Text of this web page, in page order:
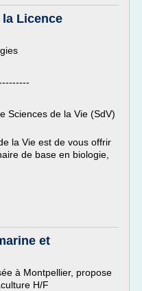
Licence
Sciences de la Vie (SdV)
la Vie est de vous offrir
de base en biologie,
et
à Montpellier, propose
H/F